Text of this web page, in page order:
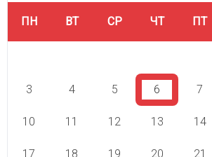
ПН ВТ СР ЧТ ПТ
3 4 5 6 7
10 11 12 13 14
17 18 19 20 21